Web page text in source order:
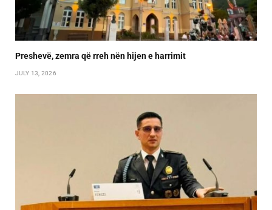
Preshevë, zemra që rreh nën hijen e harrimit
JULY 13, 2026